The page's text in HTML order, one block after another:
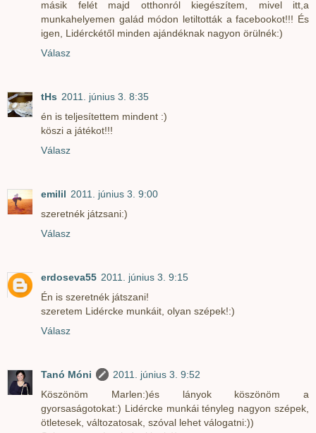
másik felét majd otthonról kiegészítem, mivel itt,a
munkahelyemen galád módon letiltották a facebookot!!! És
igen, Lidérckétől minden ajándéknak nagyon örülnék:)
Válasz
tHs 2011. június 3. 8:35
én is teljesítettem mindent :)
köszi a játékot!!!
Válasz
emilil 2011. június 3. 9:00
szeretnék játzsani:)
Válasz
erdoseva55 2011. június 3. 9:15
Én is szeretnék játszani!
szeretem Lidércke munkáit, olyan szépek!:)
Válasz
Tanó Móni
2011. június 3. 9:52
Köszönöm Marlen:)és lányok köszönöm a
gyorsaságotokat:) Lidércke munkái tényleg nagyon szépek,
ötletesek, változatosak, szóval lehet válogatni:))